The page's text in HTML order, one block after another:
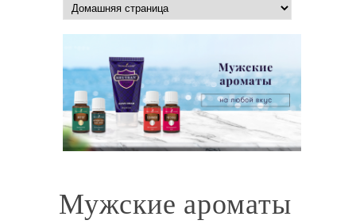
Мужские ароматы